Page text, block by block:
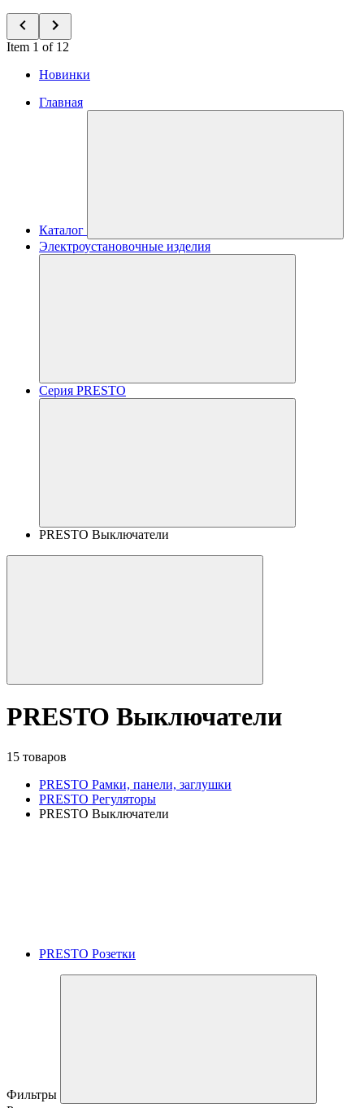
Item 1 of 12
Новинки
Главная
Каталог
Электроустановочные изделия
Серия PRESTO
PRESTO Выключатели
PRESTO Выключатели
15 товаров
PRESTO Рамки, панели, заглушки
PRESTO Регуляторы
PRESTO Выключатели
PRESTO Розетки
Фильтры